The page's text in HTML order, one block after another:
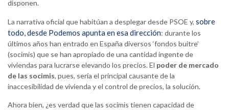
disponen.
La narrativa oficial que habitúan a desplegar desde PSOE y, sobre
todo, desde Podemos apunta en esa dirección: durante los
últimos años han entrado en España diversos ‘fondos buitre’
(socimis) que se han apropiado de una cantidad ingente de
viviendas para lucrarse elevando los precios. El poder de mercado
de las socimis, pues, sería el principal causante de la
inaccesibilidad de vivienda y el control de precios, la solución.
Ahora bien, ¿es verdad que las socimis tienen capacidad de